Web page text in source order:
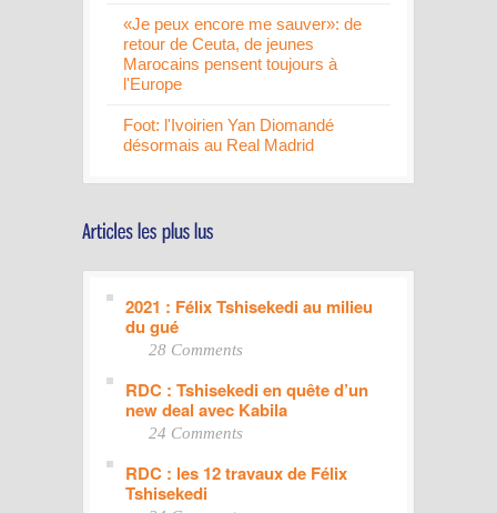
«Je peux encore me sauver»: de
retour de Ceuta, de jeunes
Marocains pensent toujours à
l'Europe
Foot: l'Ivoirien Yan Diomandé
désormais au Real Madrid
2021 : Félix Tshisekedi au milieu
du gué
28 Comments
RDC : Tshisekedi en quête d’un
new deal avec Kabila
24 Comments
RDC : les 12 travaux de Félix
Tshisekedi